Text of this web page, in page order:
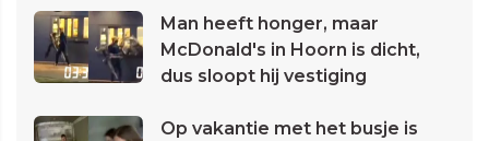
Man heeft honger, maar
McDonald's in Hoorn is dicht,
dus sloopt hij vestiging
Op vakantie met het busje is